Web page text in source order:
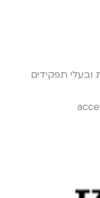
ובעלי תפקידים